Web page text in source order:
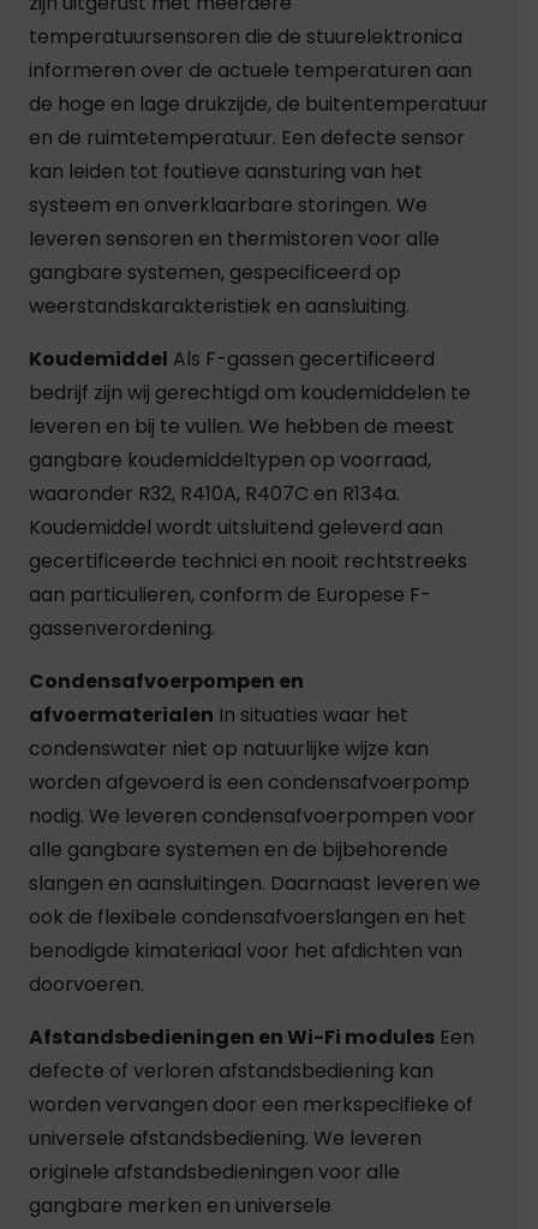
temperatuursensoren die de stuurelektronica
informeren over de actuele temperaturen aan
de hoge en lage drukzijde, de buitentemperatuur
en de ruimtetemperatuur. Een defecte sensor
kan leiden tot foutieve aansturing van het
systeem en onverklaarbare storingen. We
leveren sensoren en thermistoren voor alle
gangbare systemen, gespecificeerd op
weerstandskarakteristiek en aansluiting.
Koudemiddel Als F-gassen gecertificeerd
bedrijf zijn wij gerechtigd om koudemiddelen te
leveren en bij te vullen. We hebben de meest
gangbare koudemiddeltypen op voorraad,
waaronder R32, R410A, R407C en R134a.
Koudemiddel wordt uitsluitend geleverd aan
gecertificeerde technici en nooit rechtstreeks
aan particulieren, conform de Europese F-
gassenverordening.
Condensafvoerpompen en
afvoermaterialen In situaties waar het
condenswater niet op natuurlijke wijze kan
worden afgevoerd is een condensafvoerpomp
nodig. We leveren condensafvoerpompen voor
alle gangbare systemen en de bijbehorende
slangen en aansluitingen. Daarnaast leveren we
ook de flexibele condensafvoerslangen en het
benodigde kimateriaal voor het afdichten van
doorvoeren.
Afstandsbedieningen en Wi-Fi modules Een
defecte of verloren afstandsbediening kan
worden vervangen door een merkspecifieke of
universele afstandsbediening. We leveren
originele afstandsbedieningen voor alle
gangbare merken en universele